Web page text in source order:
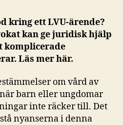
kring ett LVU-ärende?
kan ge juridisk hjälp
komplicerade
Läs mer här.
om vård av
barn eller ungdomar
inte räcker till. Det
nyanserna i denna